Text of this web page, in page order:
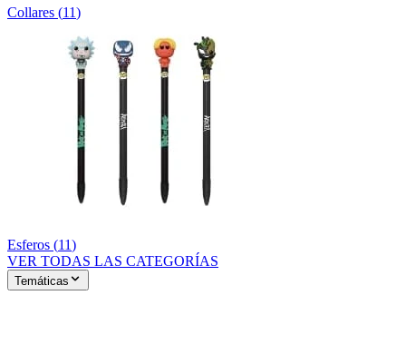
Collares (11)
Esferos (11)
VER TODAS LAS CATEGORÍAS
Temáticas